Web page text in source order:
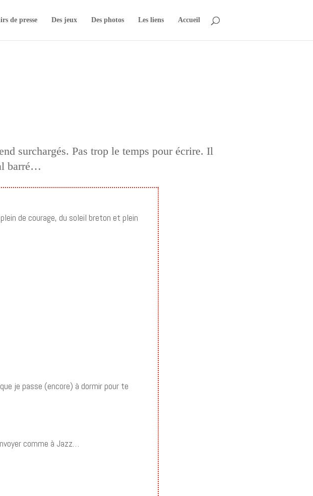
de presse Des jeux Des photos Les liens Accueil
surchargés. Pas trop le temps pour écrire. Il
barré…
de courage, du soleil breton et plein
je passe (encore) à dormir pour te
comme à Jazz…